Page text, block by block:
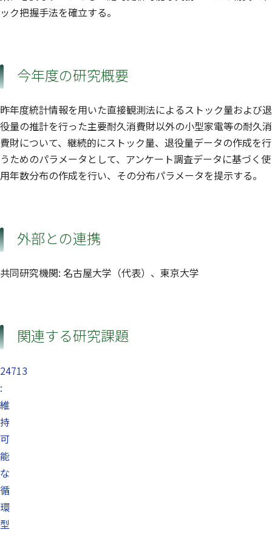
ック把握手法を確立する。
今年度の研究概要
昨年度統計情報を用いた直接観測法によるストック量および退
役量の推計を行った主要耐久消費財以外の小型家電等の耐久消
費財について、継続的にストック量、退役量データの作成を行
うためのパラメータとして、アンケート調査データに基づく使
用年数分布の作成を行い、その分布パラメータを提示する。
外部との連携
共同研究機関: 名古屋大学（代表）、東京大学
関連する研究課題
24713
:
維
持
可
能
な
循
環
型